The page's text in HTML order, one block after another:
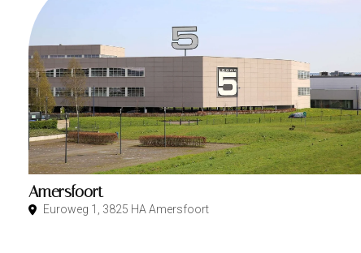
Amersfoort
Euroweg 1, 3825 HA Amersfoort